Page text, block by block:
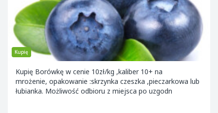
Kupię
Kupię Borówkę w cenie 10zł/kg ,kaliber 10+ na
mrożenie, opakowanie :skrzynka czeszka ,pieczarkowa lub
łubianka. Możliwość odbioru z miejsca po uzgodn